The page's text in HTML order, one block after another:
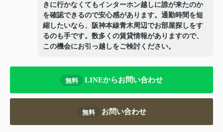
きに行かなくてもインターホン越しに誰が来たのか
を確認できるので安心感があります。通勤時間を短
縮したいなら、阪神本線青木周辺でお部屋探しをす
るのも手です。数多くの賃貸情報がありますので、
この機会にお引っ越しをご検討ください。
無料 LINEからお問い合わせ
無料 お問い合わせ